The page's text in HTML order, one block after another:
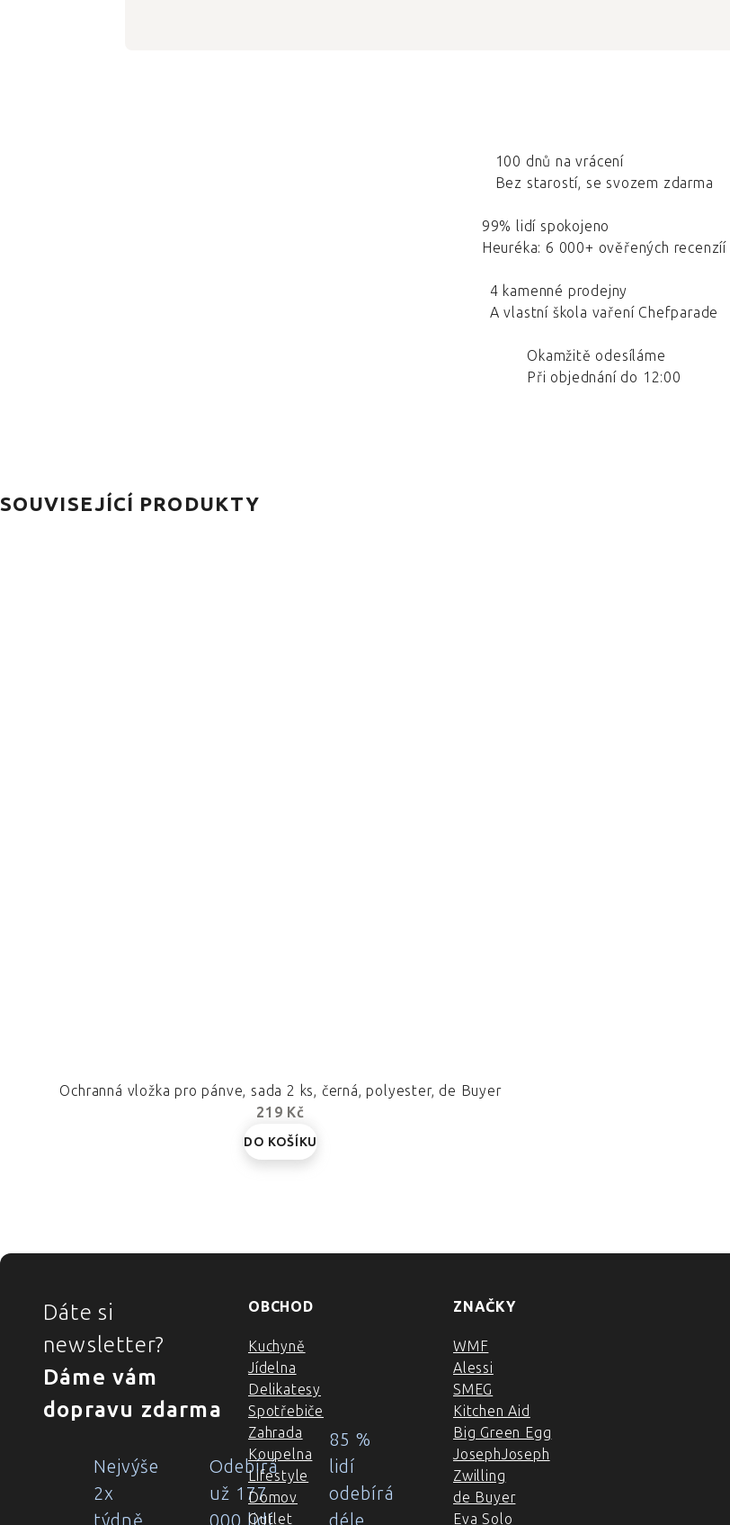
100 dnů na vrácení
Bez starostí, se svozem zdarma
99% lidí spokojeno
Heuréka: 6 000+ ověřených recenzíí
4 kamenné prodejny
A vlastní škola vaření Chefparade
Okamžitě odesíláme
Při objednání do 12:00
SOUVISEJÍCÍ PRODUKTY
Ochranná vložka pro pánve, sada 2 ks, černá, polyester, de Buyer
219 Kč
DO KOŠÍKU
ZÁPATÍ
Dáte si
newsletter?
Dáme vám
dopravu zdarma
Nejvýše
2x
týdně
Odebírá
už 177
000 lidí
85 %
lidí
odebírá
déle
OBCHOD
Kuchyně
Jídelna
Delikatesy
Spotřebiče
Zahrada
Koupelna
Lifestyle
Domov
Outlet
ZNAČKY
WMF
Alessi
SMEG
Kitchen Aid
Big Green Egg
JosephJoseph
Zwilling
de Buyer
Eva Solo